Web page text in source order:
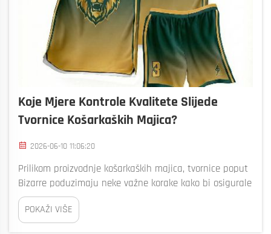
Koje Mjere Kontrole Kvalitete Slijede
Tvornice Košarkaških Majica?
2026-06-10 11:06:20
Prilikom proizvodnje košarkaških majica, tvornice poput
Bizarre poduzimaju neke važne korake kako bi osigurale
da su majice visoke kvalitete. Kontrola kvalitete je vrlo
važna jer igrači i navijači žele majice koje dobro
izgledaju, dobro se osjećaju i dugo traju. Proces je...
POKAŽI VIŠE